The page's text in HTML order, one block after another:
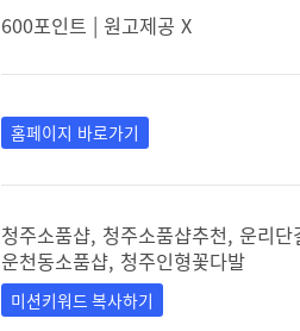
600포인트 | 원고제공 X
홈페이지 바로가기
청주소품샵, 청주소품샵추천, 운리
운천동소품샵, 청주인형꽃다발
미션키워드 복사하기